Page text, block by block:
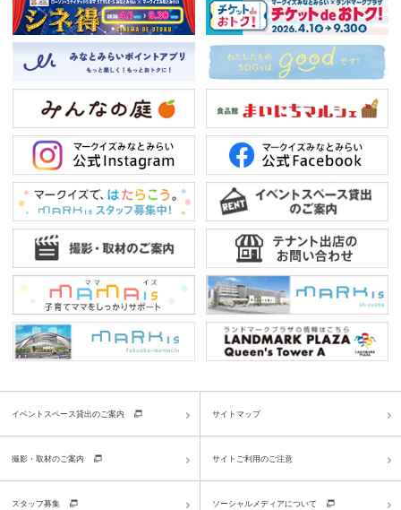
イベントスペース貸出のご案内
撮影・取材のご案内
スタッフ募集
サイトマップ
サイトご利用のご注意
ソーシャルメディアについて